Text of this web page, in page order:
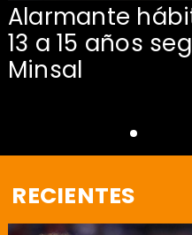
Alarmante
13 a 15 años
Minsal
RECIENTES